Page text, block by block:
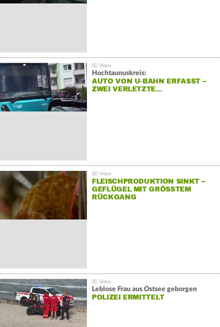
Hochtaunuskreis:
AUTO VON U-BAHN ERFASST –
ZWEI VERLETZTE…
FLEISCHPRODUKTION SINKT –
GEFLÜGEL MIT GRÖSSTEM R
ÜCKGANG
Leblose Frau aus Ostsee geborgen
POLIZEI ERMITTELT